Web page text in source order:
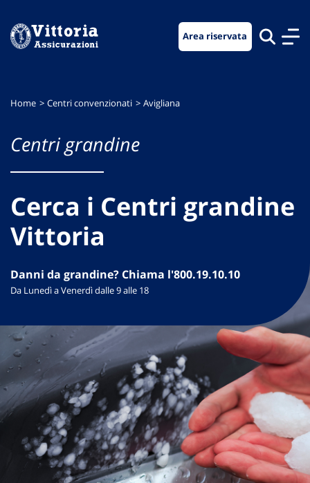
menu
contenuto
footer
Area riservata
Home Centri convenzionati Avigliana
Centri grandine
Cerca i Centri grandine
Vittoria
Danni da grandine? Chiama l'800.19.10.10
Da Lunedì a Venerdì dalle 9 alle 18